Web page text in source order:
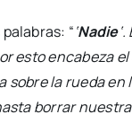
“‘Nadie
esto encabeza
sobre la rueda
borrar